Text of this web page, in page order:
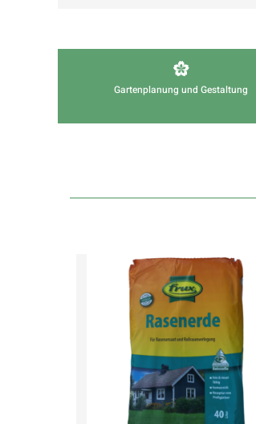
Gartenplanung und Gestaltung